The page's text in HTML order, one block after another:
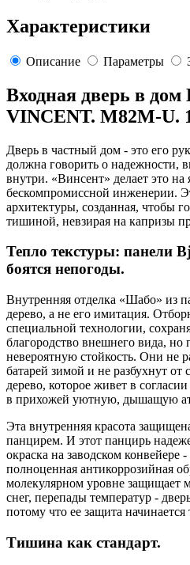
Характеристики
Описание Параметры
Входная дверь в дом
VINCENT. M82M-U.
Дверь в частный дом - это его
должна говорить о надежности,
внутри. «Винсент» делает это на
бескомпромиссной инженерии.
архитектуры, созданная, чтобы
тишиной, невзирая на капризы
Тепло текстуры: панели
боятся непогоды.
Внутренняя отделка «Шабо» из
дерево, а не его имитация.
специальной технологии,
благородство внешнего вида, но
невероятную стойкость. Они не
батарей зимой и не разбухнут
дерево, которое живет в
в прихожей уютную, дышащую
Эта внутренняя красота
панцирем. И этот панцирь
окраска на заводском конвейере
полноценная антикоррозийная
молекулярном уровне защищает
снег, перепады температур -
потому что ее защита начинается
Тишина как стандарт.